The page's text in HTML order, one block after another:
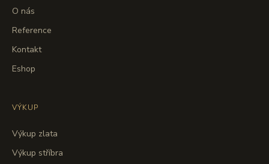
O nás
Reference
Kontakt
Eshop
VÝKUP
Výkup zlata
Výkup stříbra